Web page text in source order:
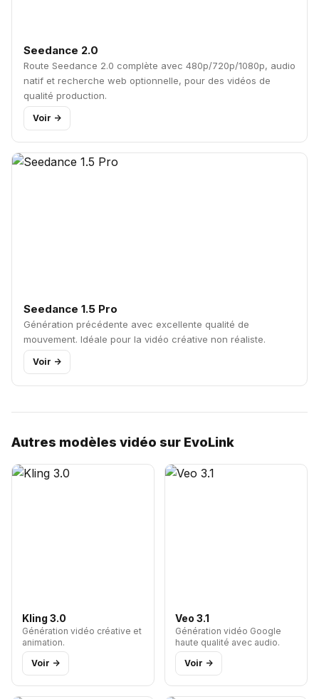
Seedance 2.0
Route Seedance 2.0 complète avec 480p/720p/1080p, audio
natif et recherche web optionnelle, pour des vidéos de
qualité production.
Voir ->
Seedance 1.5 Pro
Génération précédente avec excellente qualité de
mouvement. Idéale pour la vidéo créative non réaliste.
Voir ->
Autres modèles vidéo sur EvoLink
Kling 3.0
Génération vidéo créative et
animation.
Voir ->
Veo 3.1
Génération vidéo Google
haute qualité avec audio.
Voir ->